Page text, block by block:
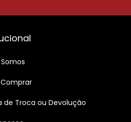
de Troca ou Devolução